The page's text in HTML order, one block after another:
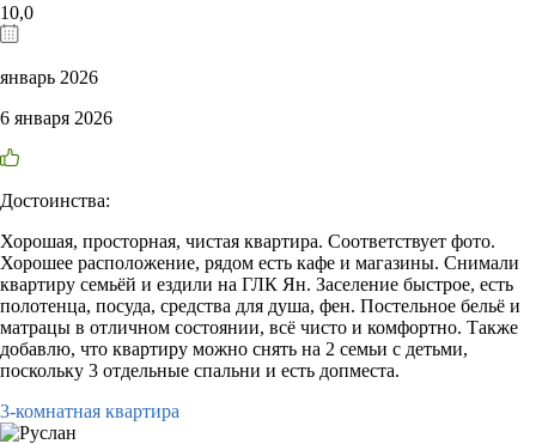
10,0
январь 2026
6 января 2026
Достоинства:
Хорошая, просторная, чистая квартира. Соответствует фото.
Хорошее расположение, рядом есть кафе и магазины. Снимали
квартиру семьёй и ездили на ГЛК Ян. Заселение быстрое, есть
полотенца, посуда, средства для душа, фен. Постельное бельё и
матрацы в отличном состоянии, всё чисто и комфортно. Также
добавлю, что квартиру можно снять на 2 семьи с детьми,
поскольку 3 отдельные спальни и есть допместа.
3-комнатная квартира